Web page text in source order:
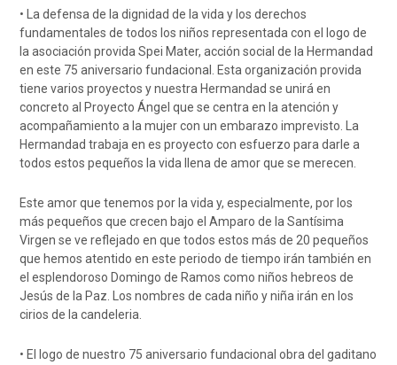
• La defensa de la dignidad de la vida y los derechos
fundamentales de todos los niños representada con el logo de
la asociación provida Spei Mater, acción social de la Hermandad
en este 75 aniversario fundacional. Esta organización provida
tiene varios proyectos y nuestra Hermandad se unirá en
concreto al Proyecto Ángel que se centra en la atención y
acompañamiento a la mujer con un embarazo imprevisto. La
Hermandad trabaja en es proyecto con esfuerzo para darle a
todos estos pequeños la vida llena de amor que se merecen.
Este amor que tenemos por la vida y, especialmente, por los
más pequeños que crecen bajo el Amparo de la Santísima
Virgen se ve reflejado en que todos estos más de 20 pequeños
que hemos atentido en este periodo de tiempo irán también en
el esplendoroso Domingo de Ramos como niños hebreos de
Jesús de la Paz. Los nombres de cada niño y niña irán en los
cirios de la candeleria.
• El logo de nuestro 75 aniversario fundacional obra del gaditano